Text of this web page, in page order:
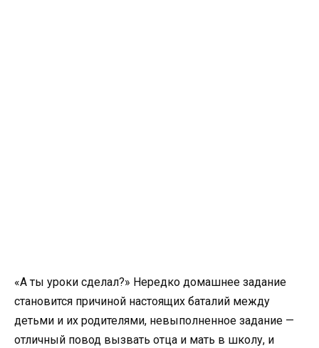
«А ты уроки сделал?» Нередко домашнее задание
становится причиной настоящих баталий между
детьми и их родителями, невыполненное задание —
отличный повод вызвать отца и мать в школу, и